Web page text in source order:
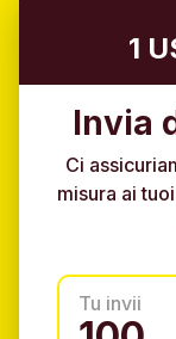
1
Invia
Ci
misura ai
Tu invii